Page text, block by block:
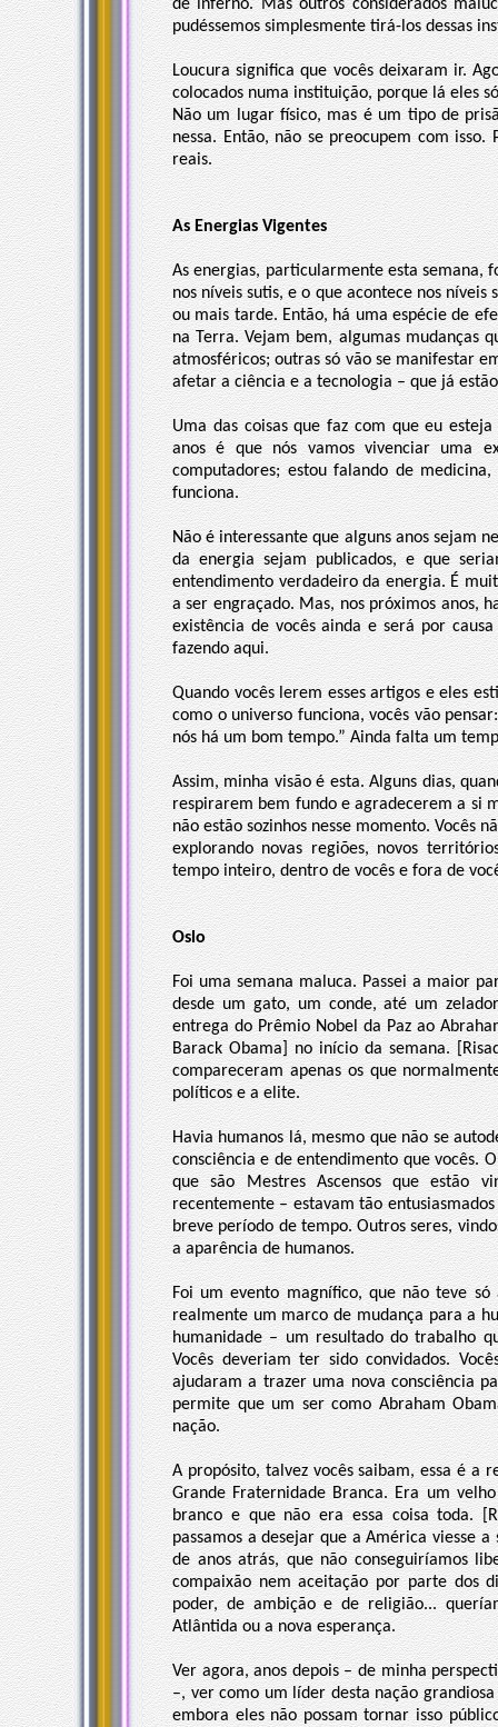
de inferno. Mas outros considerados
pudéssemos simplesmente tirá-los dessas
Loucura significa que vocês deixaram ir.
colocados numa instituição, porque lá eles
Não um lugar físico, mas é um tipo de
nessa. Então, não se preocupem com
reais.
As Energias Vigentes
As energias, particularmente esta semana,
nos níveis sutis, e o que acontece nos
ou mais tarde. Então, há uma espécie de
na Terra. Vejam bem, algumas mudanças
atmosféricos; outras só vão se manifestar
afetar a ciência e a tecnologia – que já
Uma das coisas que faz com que eu
anos é que nós vamos vivenciar uma
computadores; estou falando de
funciona.
Não é interessante que alguns anos sejam
da energia sejam publicados, e que
entendimento verdadeiro da energia. É
a ser engraçado. Mas, nos próximos anos,
existência de vocês ainda e será por
fazendo aqui.
Quando vocês lerem esses artigos e eles
como o universo funciona, vocês vão
nós há um bom tempo.” Ainda falta um
Assim, minha visão é esta. Alguns dias,
respirarem bem fundo e agradecerem a si
não estão sozinhos nesse momento. Vocês
explorando novas regiões, novos
tempo inteiro, dentro de vocês e fora de
Oslo
Foi uma semana maluca. Passei a maior
desde um gato, um conde, até um
entrega do Prêmio Nobel da Paz ao
Barack Obama] no início da semana.
compareceram apenas os que
políticos e a elite.
Havia humanos lá, mesmo que não se
consciência e de entendimento que vocês.
que são Mestres Ascensos que estão
recentemente – estavam tão
breve período de tempo. Outros seres,
a aparência de humanos.
Foi um evento magnífico, que não teve
realmente um marco de mudança para a
humanidade – um resultado do trabalho
Vocês deveriam ter sido convidados.
ajudaram a trazer uma nova consciência
permite que um ser como Abraham
nação.
A propósito, talvez vocês saibam, essa é a
Grande Fraternidade Branca. Era um
branco e que não era essa coisa toda.
passamos a desejar que a América viesse
de anos atrás, que não conseguiríamos
compaixão nem aceitação por parte dos
poder, de ambição e de religião...
Atlântida ou a nova esperança.
Ver agora, anos depois – de minha
–, ver como um líder desta nação
embora eles não possam tornar isso